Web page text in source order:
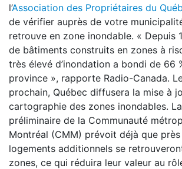
l’Association des Propriétaires du
de vérifier auprès de votre
retrouve en zone inondable. « Depuis
de bâtiments construits en zones à
très élevé d’inondation a bondi de 66
province », rapporte Radio-Canada.
prochain, Québec diffusera la mise à
cartographie des zones inondables.
préliminaire de la Communauté
Montréal (CMM) prévoit déjà que
logements additionnels se
zones, ce qui réduira leur valeur au